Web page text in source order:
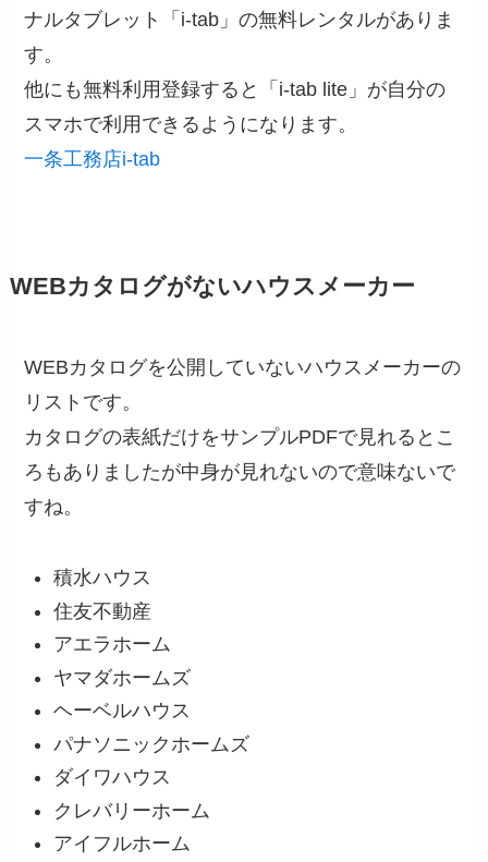
ナルタブレット「i-tab」の無料レンタルがありま
す。
他にも無料利用登録すると「i-tab lite」が自分の
スマホで利用できるようになります。
一条工務店i-tab
WEBカタログがないハウスメーカー
WEBカタログを公開していないハウスメーカーの
リストです。
カタログの表紙だけをサンプルPDFで見れるとこ
ろもありましたが中身が見れないので意味ないで
すね。
積水ハウス
住友不動産
アエラホーム
ヤマダホームズ
ヘーベルハウス
パナソニックホームズ
ダイワハウス
クレバリーホーム
アイフルホーム